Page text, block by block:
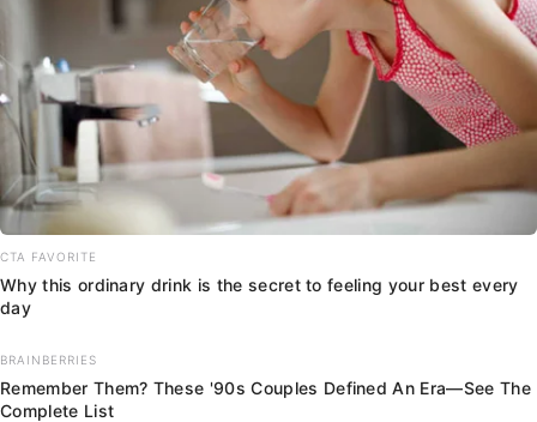
CTA FAVORITE
Why this ordinary drink is the secret to feeling your best every
day
BRAINBERRIES
Remember Them? These '90s Couples Defined An Era—See The
Complete List